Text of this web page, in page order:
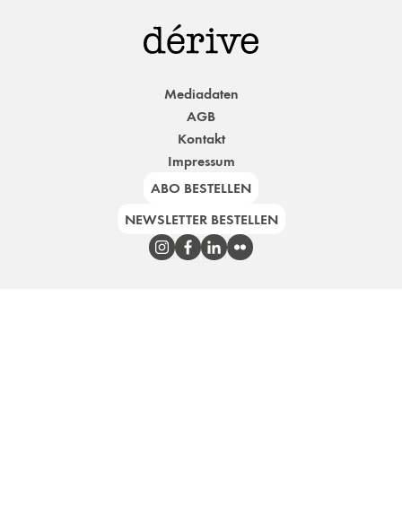
Mediadaten
AGB
Kontakt
Impressum
ABO BESTELLEN
NEWSLETTER BESTELLEN